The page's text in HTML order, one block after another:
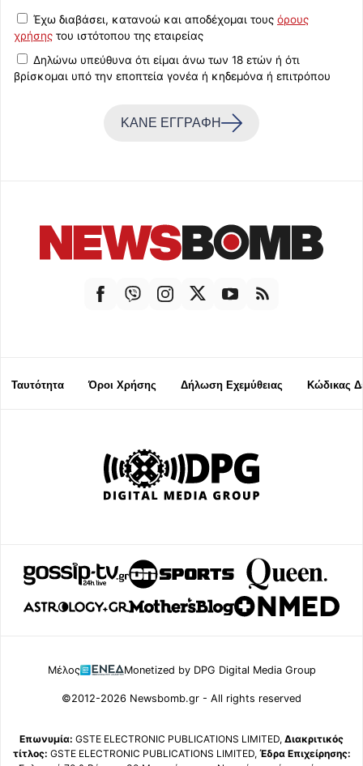
Έχω διαβάσει, κατανοώ και αποδέχομαι τους όρους
χρήσης του ιστότοπου της εταιρείας
Δηλώνω υπεύθυνα ότι είμαι άνω των 18 ετών ή ότι
βρίσκομαι υπό την εποπτεία γονέα ή κηδεμόνα ή επιτρόπου
ΚΑΝΕ ΕΓΓΡΑΦΗ
Ταυτότητα Όροι Χρήσης Δήλωση Εχεμύθειας Κώδικας
Μέλος Monetized by DPG Digital Media Group
©2012-2026 Newsbomb.gr - All rights reserved
Επωνυμία: GSTE ELECTRONIC PUBLICATIONS LIMITED, Διακριτικός
τίτλος: GSTE ELECTRONIC PUBLICATIONS LIMITED, Έδρα Επιχείρησης: